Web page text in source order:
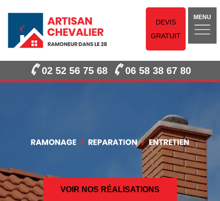
DEVIS
GRATUIT
MENU
02 52 56 75 68 06 58 38 67 80
VOIR NOS RÉALISATIONS